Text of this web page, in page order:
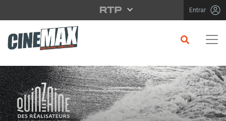
Saltar para o conteúdo principal Entrar